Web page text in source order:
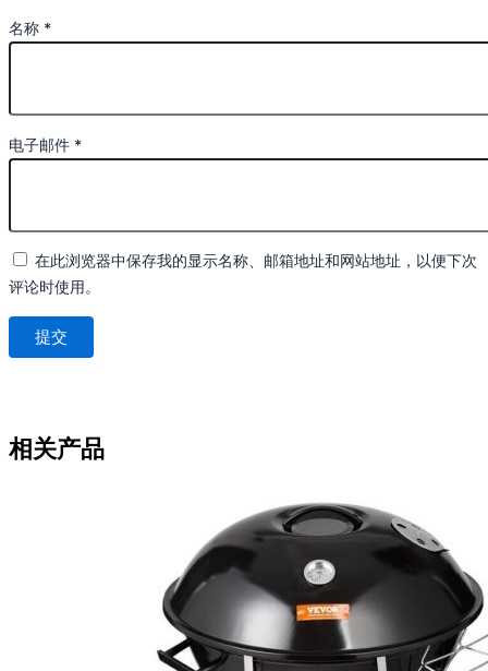
名称 *
电子邮件 *
在此浏览器中保存我的显示名称、邮箱地址和网站地址，以便下次
评论时使用。
相关产品